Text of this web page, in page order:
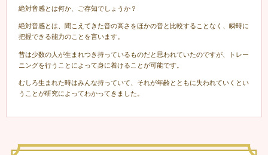
絶対音感とは何か、ご存知でしょうか？
絶対音感とは、聞こえてきた音の高さをほかの音と比較することなく、瞬時に
把握できる能力のことを言います。
昔は少数の人が生まれつき持っているものだと思われていたのですが、トレー
ニングを行うことによって身に着けることが可能です。
むしろ生まれた時はみんな持っていて、それが年齢とともに失われていくとい
うことが研究によってわかってきました。